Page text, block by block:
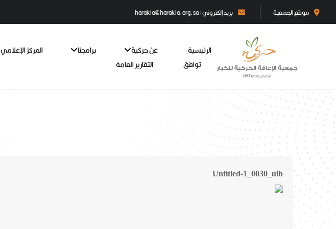
موقع الجمعية بريد إلكتروني : harakia@harakia.org.sa
الرئيسية عن حركية برامجنا المركز الإعلامي
توافق
التقارير العامة
Untitled-1_0030_uib